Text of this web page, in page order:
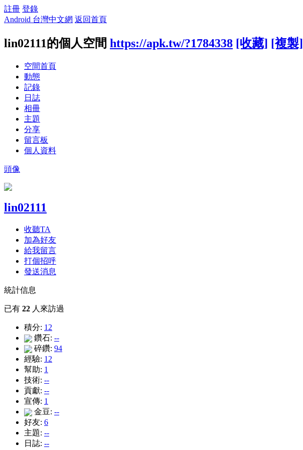
註冊 登錄
Android 台灣中文網 返回首頁
lin02111的個人空間 https://apk.tw/?1784338 [收藏] [複製]
空間首頁
動態
記錄
日誌
相冊
主題
分享
留言板
個人資料
頭像
lin02111
收聽TA
加為好友
給我留言
打個招呼
發送消息
統計信息
已有 22 人來訪過
積分: 12
鑽石: --
碎鑽: 94
經驗: 12
幫助: 1
技術: --
貢獻: --
宣傳: 1
金豆: --
好友: 6
主題: --
日誌: --